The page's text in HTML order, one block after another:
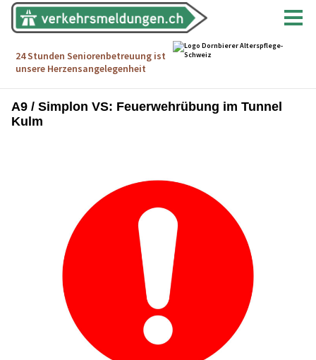
A9 / Simplon VS: Feuerwehrübung im Tunnel
Kulm